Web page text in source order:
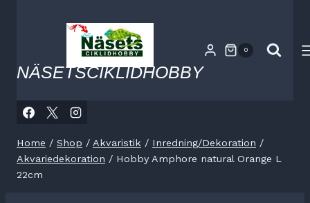
NÄSETSCIKLIDHOBBY
0
Home / Shop / Akvaristik / Inredning/Dekoration /
Akvariedekoration / Hobby Amphore natural Orange L
22cm